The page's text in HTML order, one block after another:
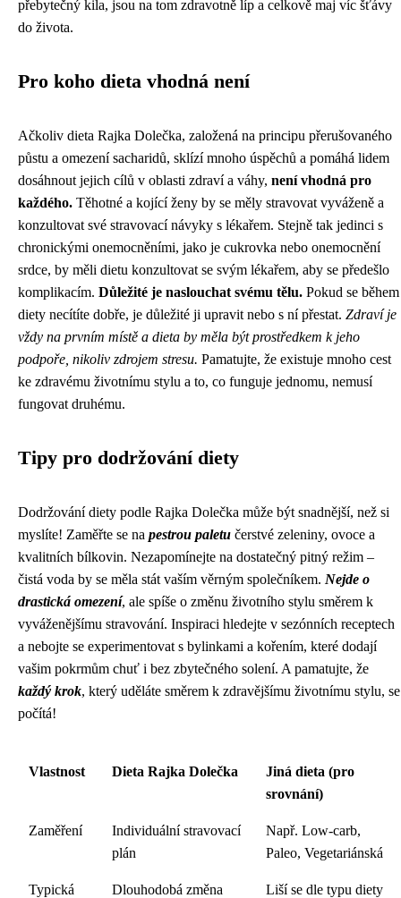
přebytečný kila, jsou na tom zdravotně líp a celkově maj víc šťávy
do života.
Pro koho dieta vhodná není
Ačkoliv dieta Rajka Dolečka, založená na principu přerušovaného
půstu a omezení sacharidů, sklízí mnoho úspěchů a pomáhá lidem
dosáhnout jejich cílů v oblasti zdraví a váhy, není vhodná pro
každého. Těhotné a kojící ženy by se měly stravovat vyváženě a
konzultovat své stravovací návyky s lékařem. Stejně tak jedinci s
chronickými onemocněními, jako je cukrovka nebo onemocnění
srdce, by měli dietu konzultovat se svým lékařem, aby se předešlo
komplikacím. Důležité je naslouchat svému tělu. Pokud se během
diety necítíte dobře, je důležité ji upravit nebo s ní přestat. Zdraví je
vždy na prvním místě a dieta by měla být prostředkem k jeho
podpoře, nikoliv zdrojem stresu. Pamatujte, že existuje mnoho cest
ke zdravému životnímu stylu a to, co funguje jednomu, nemusí
fungovat druhému.
Tipy pro dodržování diety
Dodržování diety podle Rajka Dolečka může být snadnější, než si
myslíte! Zaměřte se na pestrou paletu čerstvé zeleniny, ovoce a
kvalitních bílkovin. Nezapomínejte na dostatečný pitný režim –
čistá voda by se měla stát vaším věrným společníkem. Nejde o
drastická omezení, ale spíše o změnu životního stylu směrem k
vyváženějšímu stravování. Inspiraci hledejte v sezónních receptech
a nebojte se experimentovat s bylinkami a kořením, které dodají
vašim pokrmům chuť i bez zbytečného solení. A pamatujte, že
každý krok, který uděláte směrem k zdravějšímu životnímu stylu, se
počítá!
Vlastnost Dieta Rajka Dolečka
Jiná dieta (pro
srovnání)
Zaměření
Individuální stravovací
plán
Např. Low-carb,
Paleo, Vegetariánská
Typická Dlouhodobá změna Liší se dle typu diety